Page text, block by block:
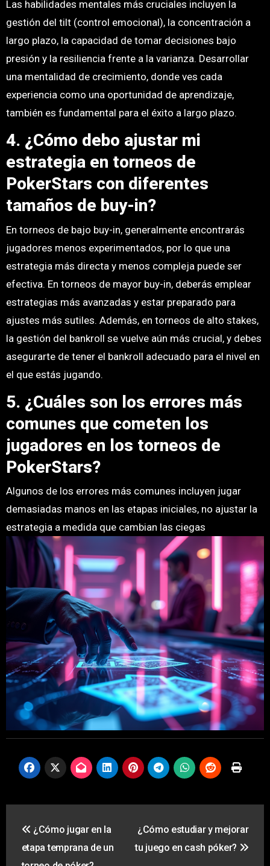
Las habilidades mentales más cruciales incluyen la
gestión del tilt (control emocional), la concentración a
largo plazo, la capacidad de tomar decisiones bajo
presión y la resiliencia frente a la varianza. Desarrollar
una mentalidad de crecimiento, donde ves cada
experiencia como una oportunidad de aprendizaje,
también es fundamental para el éxito a largo plazo.
4. ¿Cómo debo ajustar mi
estrategia en torneos de
PokerStars con diferentes
tamaños de buy-in?
En torneos de bajo buy-in, generalmente encontrarás
jugadores menos experimentados, por lo que una
estrategia más directa y menos compleja puede ser
efectiva. En torneos de mayor buy-in, deberás emplear
estrategias más avanzadas y estar preparado para
ajustes más sutiles. Además, en torneos de alto stakes,
la gestión del bankroll se vuelve aún más crucial, y debes
asegurarte de tener el bankroll adecuado para el nivel en
el que estás jugando.
5. ¿Cuáles son los errores más
comunes que cometen los
jugadores en los torneos de
PokerStars?
Algunos de los errores más comunes incluyen jugar
demasiadas manos en las etapas iniciales, no ajustar la
estrategia a medida que cambian las ciegas
de ¿Cómo jugar en la
etapa temprana de un
¿Cómo estudiar y mejorar
tu juego en cash póker?